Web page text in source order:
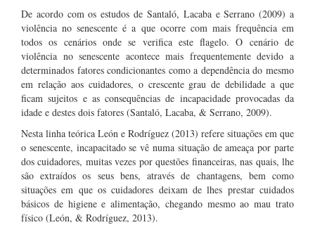
De acordo com os estudos de Santaló, Lacaba e Serrano (2009) a
violência no senescente é a que ocorre com mais frequência em
todos os cenários onde se verifica este flagelo. O cenário de
violência no senescente acontece mais frequentemente devido a
determinados fatores condicionantes como a dependência do mesmo
em relação aos cuidadores, o crescente grau de debilidade a que
ficam sujeitos e as consequências de incapacidade provocadas da
idade e destes dois fatores (Santaló, Lacaba, & Serrano, 2009).
Nesta linha teórica León e Rodríguez (2013) refere situações em que
o senescente, incapacitado se vê numa situação de ameaça por parte
dos cuidadores, muitas vezes por questões financeiras, nas quais, lhe
são extraídos os seus bens, através de chantagens, bem como
situações em que os cuidadores deixam de lhes prestar cuidados
básicos de higiene e alimentação, chegando mesmo ao mau trato
físico (León, & Rodríguez, 2013).